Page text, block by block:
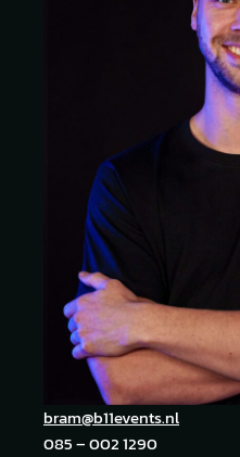
bram@b11events.nl
085 – 002 1290